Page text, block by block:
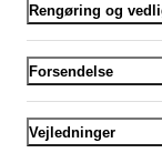
Rengøring og
Forsendelse
Vejledninger